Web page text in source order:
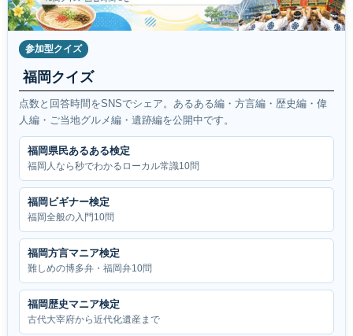
参加型クイズ
福岡クイズ
点数と回答時間をSNSでシェア。あるある編・方言編・歴史編・偉
人編・ご当地グルメ編・遺跡編を公開中です。
福岡県民あるある検定
福岡人なら秒でわかるローカル常識10問
福岡ビギナー検定
福岡全般の入門10問
福岡方言マニア検定
難しめの博多弁・福岡弁10問
福岡歴史マニア検定
古代大宰府から近代化遺産まで